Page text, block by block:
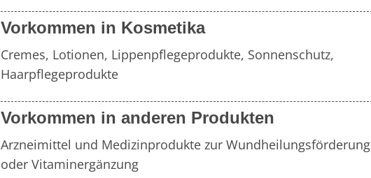
Vorkommen in Kosmetika
Cremes, Lotionen, Lippenpflegeprodukte, Sonnenschutz,
Haarpflegeprodukte
Vorkommen in anderen Produkten
Arzneimittel und Medizinprodukte zur Wundheilungsförderung
oder Vitaminergänzung